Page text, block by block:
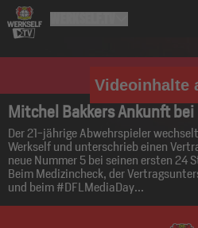
Videoinhalte
Mitchel Bakkers Ankunft bei
Der 21-jährige Abwehrspieler
Werkself und unterschrieb einen
neue Nummer 5 bei seinen ersten 24
Beim Medizincheck, der
und beim #DFLMediaDay...